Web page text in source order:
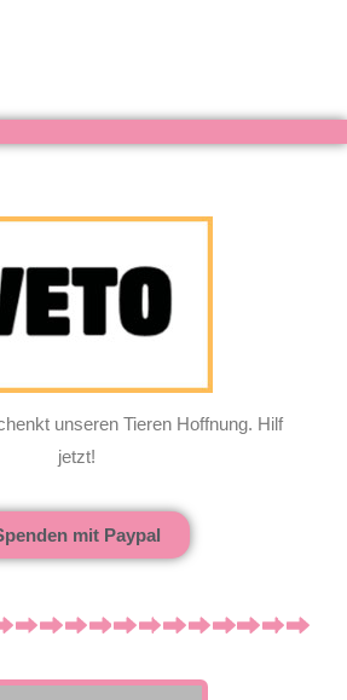
unseren Tieren Hoffnung. Hilf
jetzt!
mit Paypal